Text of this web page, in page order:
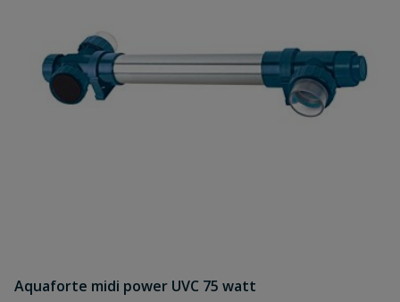
Aquaforte midi power UVC 75 watt